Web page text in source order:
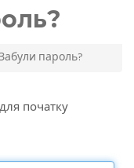
пароль?
початку